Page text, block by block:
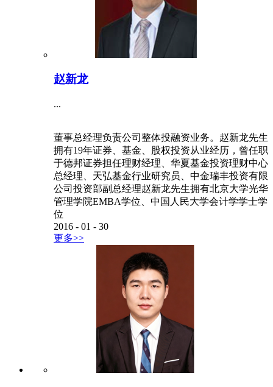
赵新龙
...
董事总经理负责公司整体投融资业务。赵新龙先生
拥有19年证券、基金、股权投资从业经历，曾任职
于德邦证券担任理财经理、华夏基金投资理财中心
总经理、天弘基金行业研究员、中金瑞丰投资有限
公司投资部副总经理赵新龙先生拥有北京大学光华
管理学院EMBA学位、中国人民大学会计学学士学
位
2016 - 01 - 30
更多>>